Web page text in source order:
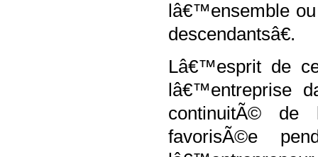
lâ€™ensemble
descendantsâ€.
Lâ€™esprit de
lâ€™entreprise
continuitÃ© de
favorisÃ©e